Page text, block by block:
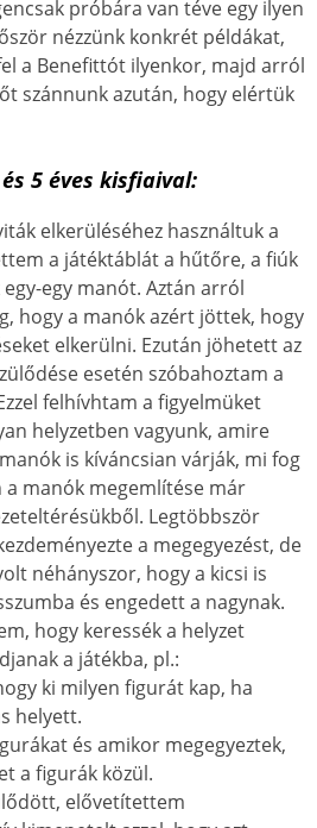
próbára van téve egy ilyen
nézzünk konkrét példákat,
a Benefittót ilyenkor, majd arról
szánnunk azután, hogy elértük
5 éves kisfiaival:
elkerüléséhez használtuk a
a játéktáblát a hűtőre, a fiúk
egy manót. Aztán arról
hogy a manók azért jöttek, hogy
elkerülni. Ezután jöhetett az
esetén szóbahoztam a
felhívhtam a figyelmüket
helyzetben vagyunk, amire
is kíváncsian várják, mi fog
manók megemlítése már
Legtöbbször
a megegyezést, de
néhányszor, hogy a kicsi is
és engedett a nagynak.
hogy keressék a helyzet
a játékba, pl.:
ki milyen figurát kap, ha
helyett.
és amikor megegyeztek,
a figurák közül.
elővetítettem